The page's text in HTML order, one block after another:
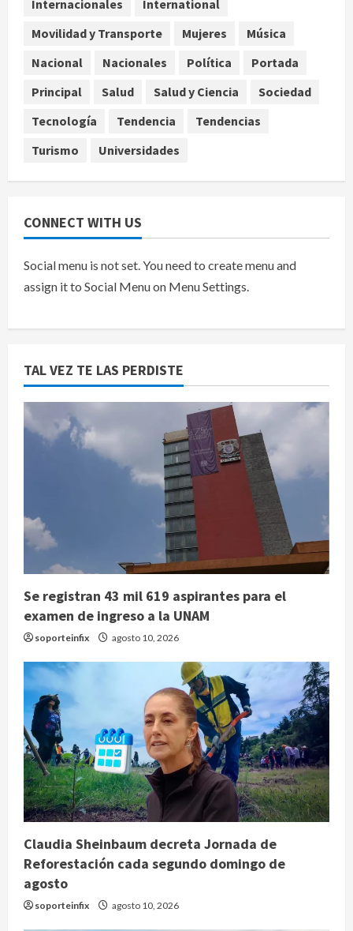
4 agosto 10, 2026
tres veces fondos internacionales y
sigue sin concretarse
Internacionales
International
Movilidad y Transporte
Mujeres
Música
Nacional
Nacionales Política
Portada
Principal
Salud Salud y Ciencia
Sociedad
Tecnología
Tendencia
Tendencias
Turismo
Universidades
CONNECT WITH US
Social menu is not set. You need to create menu and
assign it to Social Menu on Menu Settings.
TAL VEZ TE LAS PERDISTE
Se registran 43 mil 619 aspirantes para el
examen de ingreso a la UNAM
soporteinfix agosto 10, 2026
Claudia Sheinbaum decreta Jornada de
Reforestación cada segundo domingo de
agosto
soporteinfix agosto 10, 2026